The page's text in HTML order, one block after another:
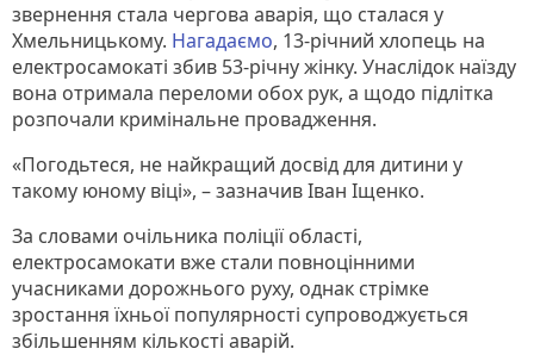
звернення стала чергова аварія, що сталася у
Хмельницькому. Нагадаємо, 13-річний хлопець на
електросамокаті збив 53-річну жінку. Унаслідок наїзду
вона отримала переломи обох рук, а щодо підлітка
розпочали кримінальне провадження.
«Погодьтеся, не найкращий досвід для дитини у
такому юному віці», – зазначив Іван Іщенко.
За словами очільника поліції області,
електросамокати вже стали повноцінними
учасниками дорожнього руху, однак стрімке
зростання їхньої популярності супроводжується
збільшенням кількості аварій.